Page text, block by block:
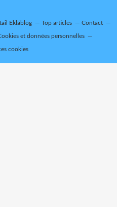
Eklablog Top articles Contact
et données personnelles
cookies